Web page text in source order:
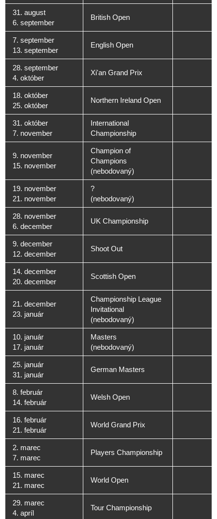
31. august
6. september
British Open
7. september
13. september
English Open
28. september
4. október
Xi'an Grand Prix
18. október
25. október
Northern Ireland Open
31. október
7. november
International
Championship
9. november
15. november
Champion of
Champions
(nebodovaný)
19. november
21. november
?
(nebodovaný)
28. november
6. december
UK Championship
9. december
12. december
Shoot Out
14. december
20. december
Scottish Open
21. december
23. január
Championship League
Invitational
(nebodovaný)
10. január
17. január
Masters
(nebodovaný)
25. január
31. január
German Masters
8. február
14. február
Welsh Open
16. február
21. február
World Grand Prix
2. marec
7. marec
Players Championship
15. marec
21. marec
World Open
29. marec
4. apríl
Tour Championship